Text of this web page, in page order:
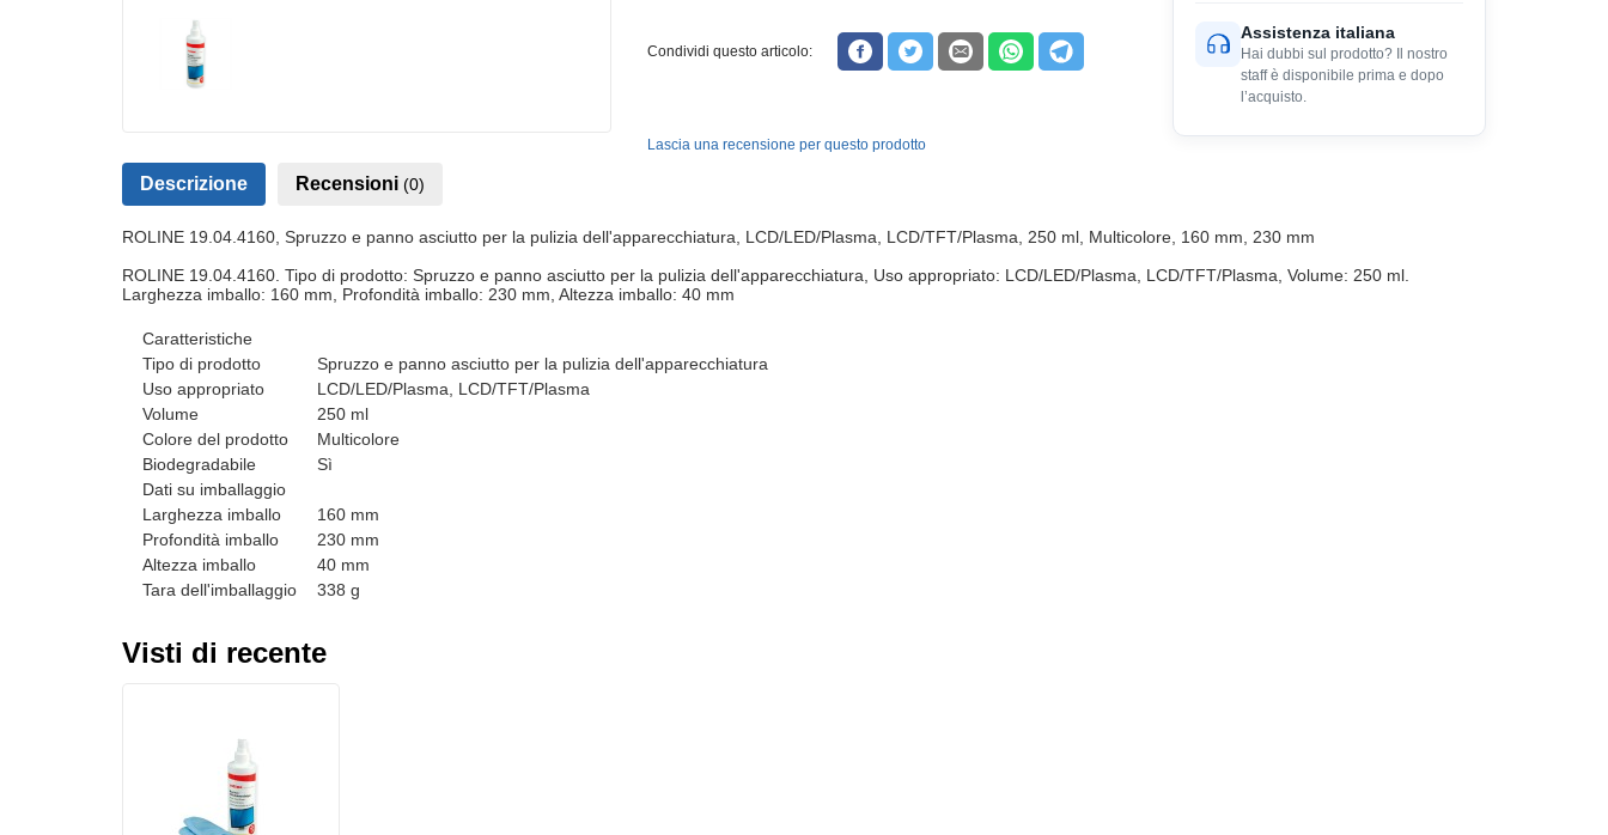
Condividi questo articolo:
Lascia una recensione per questo prodotto
Assistenza italiana
Hai dubbi sul prodotto? Il nostro
staff è disponibile prima e dopo
l’acquisto.
Descrizione Recensioni (0)
ROLINE 19.04.4160, Spruzzo e panno asciutto per la pulizia dell'apparecchiatura, LCD/LED/Plasma, LCD/TFT/Plasma, 250 ml, Multicolore, 160 mm, 230 mm
ROLINE 19.04.4160. Tipo di prodotto: Spruzzo e panno asciutto per la pulizia dell'apparecchiatura, Uso appropriato: LCD/LED/Plasma, LCD/TFT/Plasma, Volume: 250 ml.
Larghezza imballo: 160 mm, Profondità imballo: 230 mm, Altezza imballo: 40 mm
Caratteristiche
Tipo di prodotto
Spruzzo e panno asciutto per la pulizia dell'apparecchiatura
Uso appropriato
LCD/LED/Plasma, LCD/TFT/Plasma
Volume
250 ml
Colore del prodotto
Multicolore
Biodegradabile
Sì
Dati su imballaggio
Larghezza imballo
160 mm
Profondità imballo
230 mm
Altezza imballo
40 mm
Tara dell'imballaggio
338 g
Visti di recente